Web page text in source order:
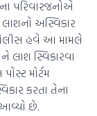
પરિવારજનોએ
લાશનો અસ્વિકાર
હવે આ મામલે
લાશ સ્વિકારવા
મોર્ટમ
કરતા તેના
આવ્યો છે.